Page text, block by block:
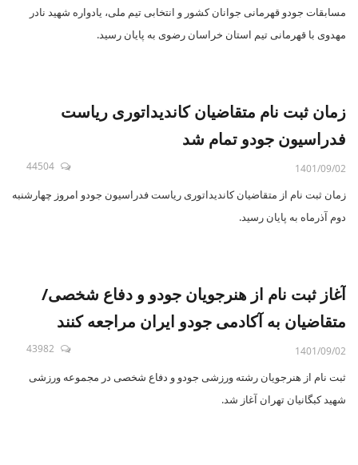
مسابقات جودو قهرمانی جوانان کشور و انتخابی تیم ملی، یادواره شهید نادر
مهدوی با قهرمانی تیم استان خراسان رضوی به پایان رسید.
زمان ثبت نام متقاضیان کاندیداتوری ریاست
فدراسیون جودو تمام شد
1401/09/02
44504
زمان ثبت نام از متقاضیان کاندیداتوری ریاست فدراسیون جودو امروز چهارشنبه
دوم آذرماه به پایان رسید.
آغاز ثبت نام از هنرجویان جودو و دفاع شخصی/
متقاضیان به آکادمی جودو ایران مراجعه کنند
1401/09/02
43982
ثبت نام از هنرجویان رشته ورزشی جودو و دفاع شخصی در مجموعه ورزشی
شهید کبگانیان تهران آغاز شد.